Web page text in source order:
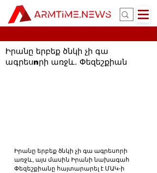
Իրանը երբեք ծնկի չի գա
ագրեսnրի առջև․ Փեզեշքիան
Իրանը երբեք ծնկի չի գա ագրեսորի
առջև, այս մասին Իրանի նախագահ
Փեզեշքիանը հայտարարել է ՄԱԿ-ի